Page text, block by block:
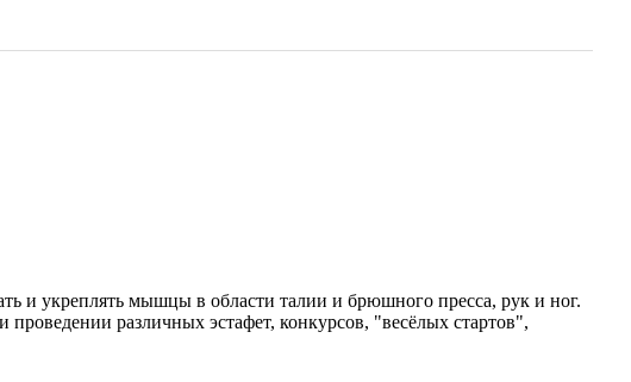
и укреплять мышцы в области талии и брюшного пресса, рук и ног.
различных эстафет, конкурсов, "весёлых стартов",